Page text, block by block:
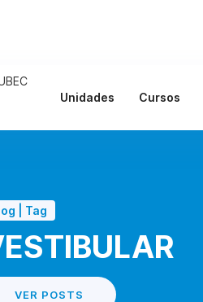
Unidades Cursos
| Tag
VER POSTS